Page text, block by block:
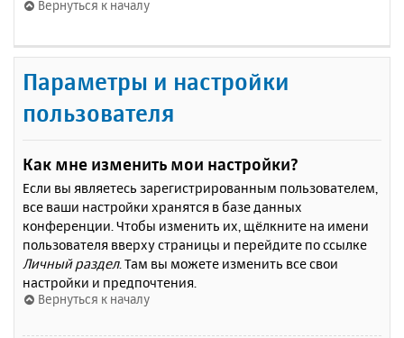
Вернуться к началу
Параметры и настройки
пользователя
Как мне изменить мои настройки?
Если вы являетесь зарегистрированным пользователем,
все ваши настройки хранятся в базе данных
конференции. Чтобы изменить их, щёлкните на имени
пользователя вверху страницы и перейдите по ссылке
Личный раздел. Там вы можете изменить все свои
настройки и предпочтения.
Вернуться к началу